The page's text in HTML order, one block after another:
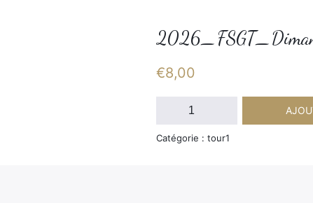
€8,00
quantité
Catégorie : tour1